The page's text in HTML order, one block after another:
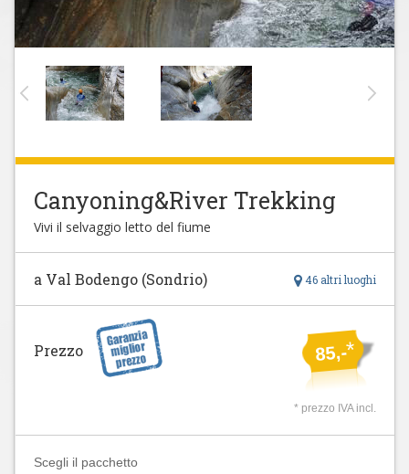
Canyoning&River Trekking
Vivi il selvaggio letto del fiume
46 altri luoghi
a Val Bodengo (Sondrio)
85,-*
Prezzo
* prezzo IVA incl.
Scegli il pacchetto